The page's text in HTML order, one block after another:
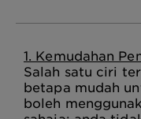
1. Kemudahan
Salah satu ciri
betapa mudah
boleh